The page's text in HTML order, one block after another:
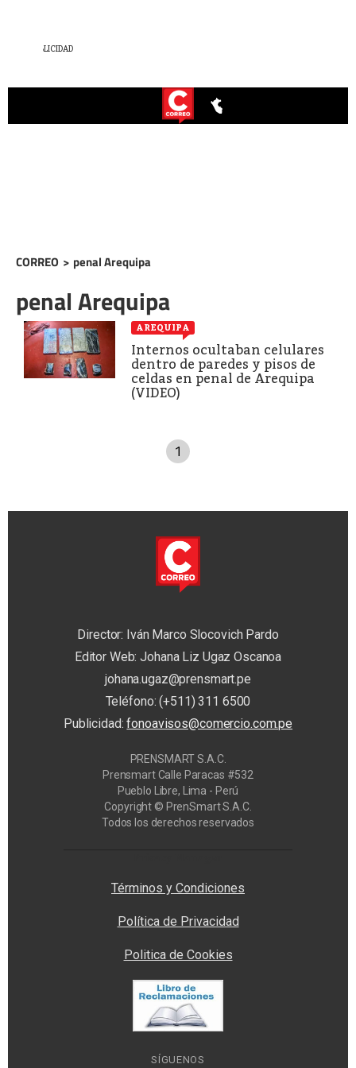
CORREO > penal Arequipa
penal Arequipa
AREQUIPA
Internos ocultaban celulares
dentro de paredes y pisos de
celdas en penal de Arequipa
(VIDEO)
1
Director: Iván Marco Slocovich Pardo
Editor Web: Johana Liz Ugaz Oscanoa
johana.ugaz@prensmart.pe
Teléfono: (+511) 311 6500
Publicidad:fonoavisos@comercio.com.pe
PRENSMART S.A.C.
Prensmart Calle Paracas #532
Pueblo Libre, Lima - Perú
Copyright © PrenSmart S.A.C.
Todos los derechos reservados
Términos y Condiciones
Política de Privacidad
Politica de Cookies
SÍGUENOS